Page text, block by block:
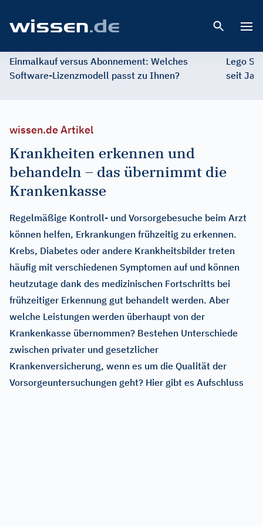
Einmalkauf versus Abonnement: Welches
Software-Lizenzmodell passt zu Ihnen?
Lego
seit
wissen.de Artikel
Krankheiten erkennen und
behandeln – das übernimmt die
Krankenkasse
Regelmäßige Kontroll- und Vorsorgebesuche beim Arzt
können helfen, Erkrankungen frühzeitig zu erkennen.
Krebs, Diabetes oder andere Krankheitsbilder treten
häufig mit verschiedenen Symptomen auf und können
heutzutage dank des medizinischen Fortschritts bei
frühzeitiger Erkennung gut behandelt werden. Aber
welche Leistungen werden überhaupt von der
Krankenkasse übernommen? Bestehen Unterschiede
zwischen privater und gesetzlicher
Krankenversicherung, wenn es um die Qualität der
Vorsorgeuntersuchungen geht? Hier gibt es Aufschluss